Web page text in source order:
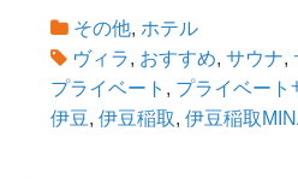
その他, ホテル
ヴィラ, おすすめ,サウナ,
プライベート , プライベート
伊豆,伊豆稲取,伊豆稲取